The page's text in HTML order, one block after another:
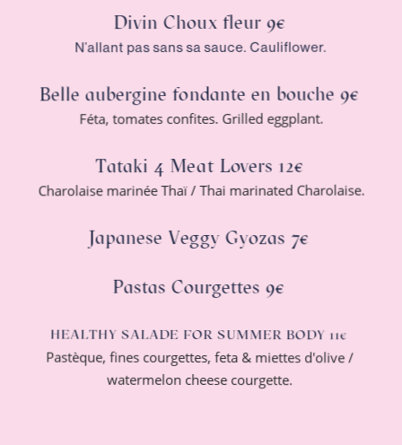
Divin Choux fleur 9€
N’allant pas sans sa sauce. Cauliflower.
Belle aubergine fondante en bouche 9€
Féta, tomates confites. Grilled eggplant.
Tataki 4 Meat Lovers 12€
Charolaise marinée Thaï / Thai marinated Charolaise.
Japanese Veggy Gyozas 7€
Pastas Courgettes 9€
HEALTHY SALADE FOR SUMMER BODY 11€
Pastèque, fines courgettes, feta & miettes d'olive /
watermelon cheese courgette.